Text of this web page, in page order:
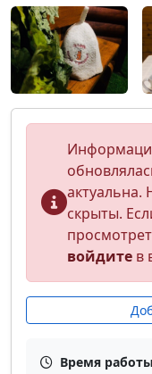
скрыты.
войдите в
Время